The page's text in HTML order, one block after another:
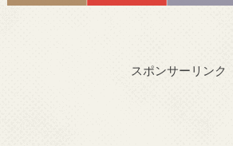
スポンサーリンク